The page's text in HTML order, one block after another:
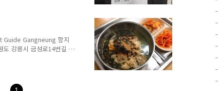
니다. 대구 관련 관광
립어드바이저 대구
Guide Gangneung 함지
강릉시 금성로14번길 7
가격 Menu with Prices
원 칼국수 3,000원 감
원 전병 1,000원 강